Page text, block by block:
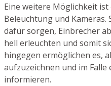
Eine weitere Möglichkeit
Beleuchtung und
dafür sorgen, Einbrecher
hell erleuchten und somit
hingegen ermöglichen es,
aufzuzeichnen und im Falle
informieren.